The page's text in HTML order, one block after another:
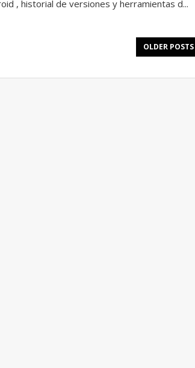
, historial de versiones y herramientas d...
OLDER POSTS